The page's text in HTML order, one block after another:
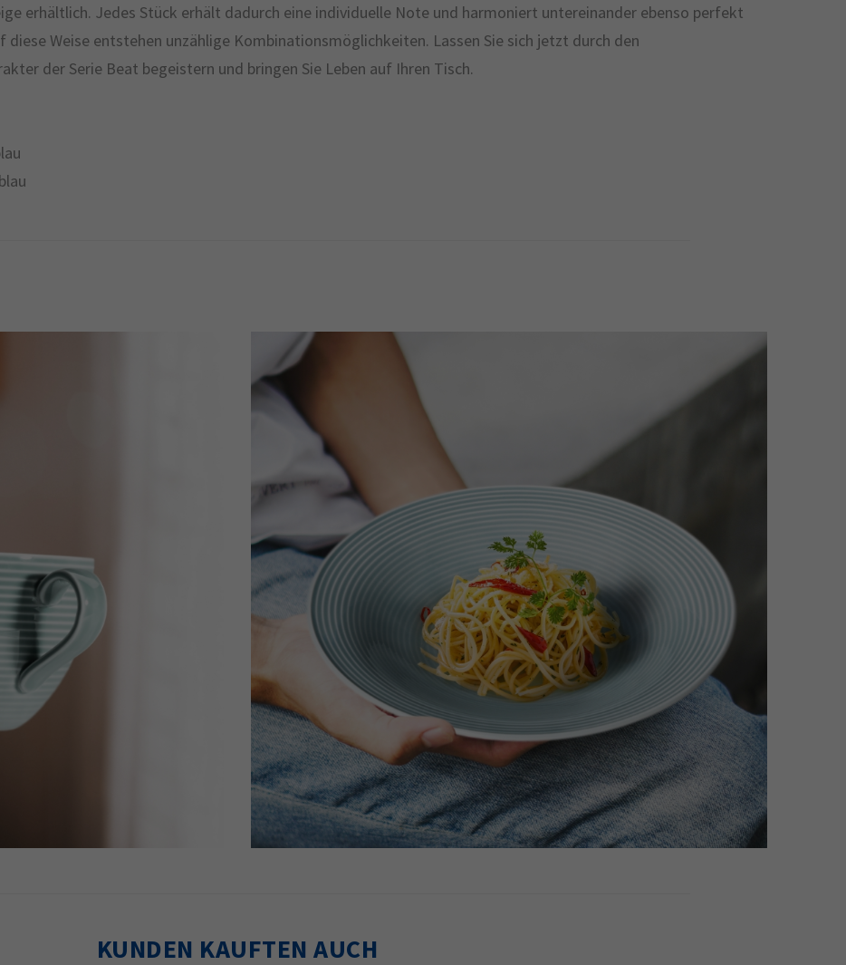
erhältlich. Jedes Stück erhält dadurch eine individuelle Note und harmoniert untereinander ebenso perfekt
Weise entstehen unzählige Kombinationsmöglichkeiten. Lassen Sie sich jetzt durch den
der Serie Beat begeistern und bringen Sie Leben auf Ihren Tisch.
KUNDEN KAUFTEN AUCH